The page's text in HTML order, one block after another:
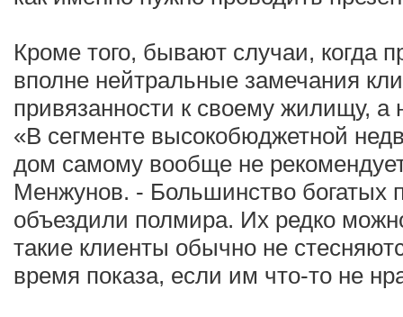
Кроме того, бывают случаи, когда
вполне нейтральные замечания
привязанности к своему жилищу, а
«В сегменте высокобюджетной
дом самому вообще не
Менжунов. - Большинство богатых
объездили полмира. Их редко
такие клиенты обычно не
время показа, если им что-то не